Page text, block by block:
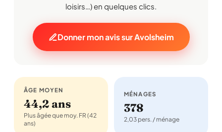
loisirs…) en quelques clics.
Donner mon avis sur Avolsheim
ÂGE MOYEN
44,2 ans
Plus âgée que moy. FR (42
ans)
MÉNAGES
378
2,03 pers. / ménage